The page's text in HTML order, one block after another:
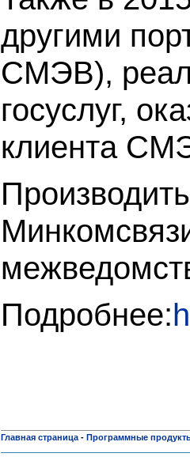
другими
СМЭВ),
госуслуг,
клиента
Подробнее:
Главная страница - Программные